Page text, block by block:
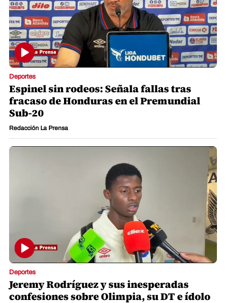
Deportes
Espinel sin rodeos: Señala fallas tras
fracaso de Honduras en el Premundial
Sub-20
Redacción La Prensa
Deportes
Jeremy Rodríguez y sus inesperadas
confesiones sobre Olimpia, su DT e ídolo